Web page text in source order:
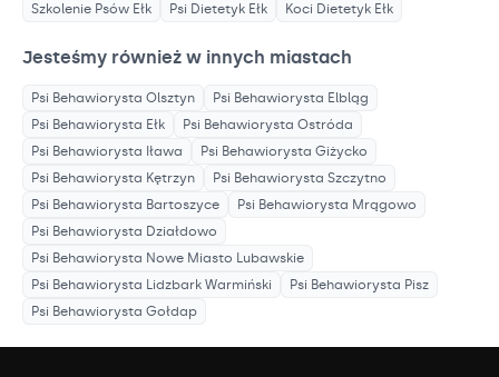
Szkolenie Psów Ełk Psi Dietetyk Ełk Koci Dietetyk Ełk
Jesteśmy również w innych miastach
Psi Behawiorysta Olsztyn Psi Behawiorysta Elbląg
Psi Behawiorysta Ełk Psi Behawiorysta Ostróda
Psi Behawiorysta Iława Psi Behawiorysta Giżycko
Psi Behawiorysta Kętrzyn Psi Behawiorysta Szczytno
Psi Behawiorysta Bartoszyce Psi Behawiorysta Mrągowo
Psi Behawiorysta Działdowo
Psi Behawiorysta Nowe Miasto Lubawskie
Psi Behawiorysta Lidzbark Warmiński Psi Behawiorysta Pisz
Psi Behawiorysta Gołdap